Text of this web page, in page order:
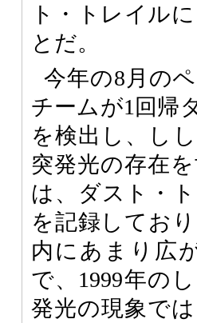
ト・トレイル
とだ。
今年の8月の
チームが1回帰
を検出し、し
突発光の存在
は、ダスト・
を記録してお
内にあまり広
で、1999年の
発光の現象で